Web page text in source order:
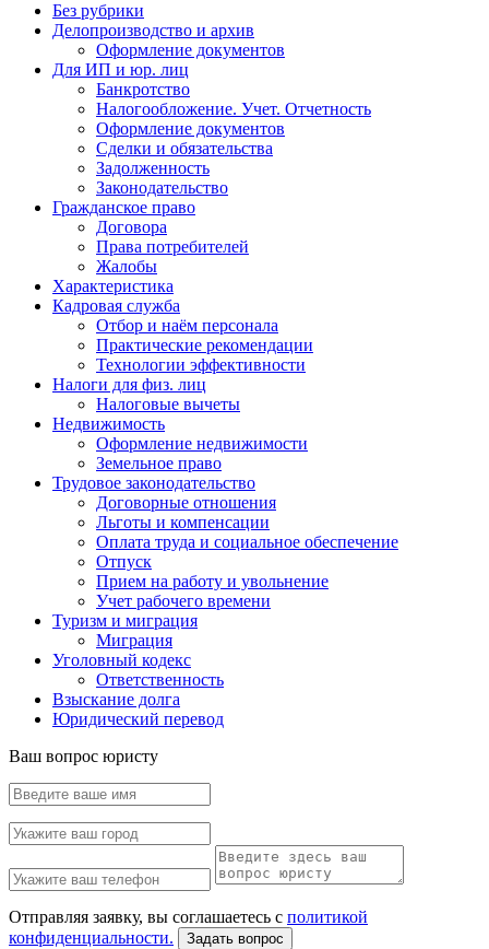
Без рубрики
Делопроизводство и архив
Оформление документов
Для ИП и юр. лиц
Банкротство
Налогообложение. Учет. Отчетность
Оформление документов
Сделки и обязательства
Задолженность
Законодательство
Гражданское право
Договора
Права потребителей
Жалобы
Характеристика
Кадровая служба
Отбор и наём персонала
Практические рекомендации
Технологии эффективности
Налоги для физ. лиц
Налоговые вычеты
Недвижимость
Оформление недвижимости
Земельное право
Трудовое законодательство
Договорные отношения
Льготы и компенсации
Оплата труда и социальное обеспечение
Отпуск
Прием на работу и увольнение
Учет рабочего времени
Туризм и миграция
Миграция
Уголовный кодекс
Ответственность
Взыскание долга
Юридический перевод
Ваш вопрос юристу
Отправляя заявку, вы соглашаетесь с политикой
конфиденциальности.
Задать вопрос